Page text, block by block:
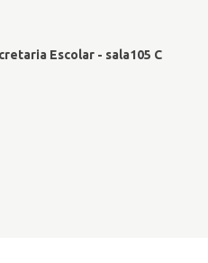
Escolar - sala105 C